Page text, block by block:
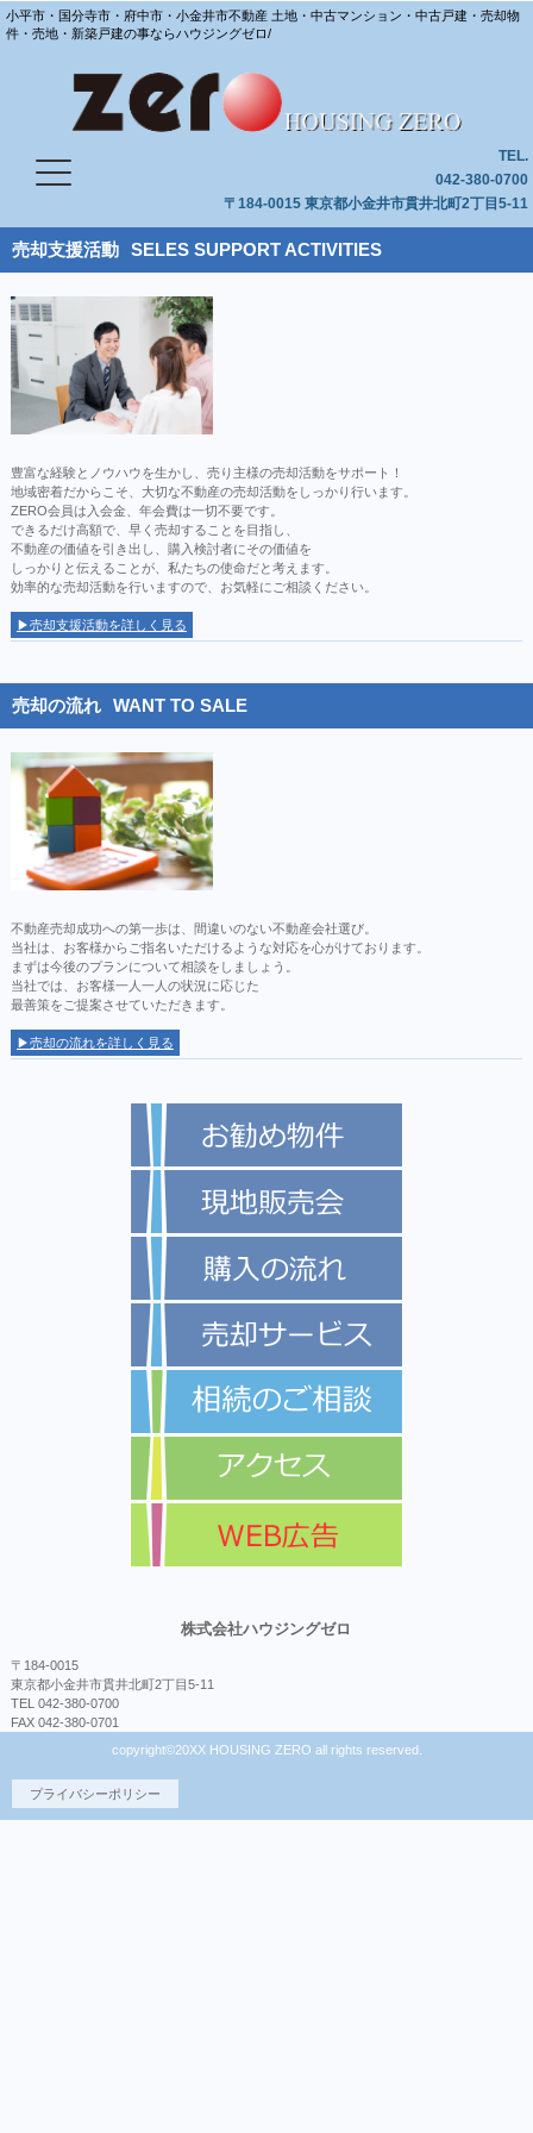
小平市・国分寺市・府中市・小金井市不動産 土地・中古マンション・中古戸建・売却物
件・売地・新築戸建の事ならハウジングゼロ/
TEL.
042-380-0700
〒184-0015 東京都小金井市貫井北町2丁目5-11
売却支援活動 SELES SUPPORT ACTIVITIES
豊富な経験とノウハウを生かし、売り主様の売却活動をサポート！
地域密着だからこそ、大切な不動産の売却活動をしっかり行います。
ZERO会員は入会金、年会費は一切不要です。
できるだけ高額で、早く売却することを目指し、
不動産の価値を引き出し、購入検討者にその価値を
しっかりと伝えることが、私たちの使命だと考えます。
効率的な売却活動を行いますので、お気軽にご相談ください。
▶売却支援活動を詳しく見る
売却の流れ WANT TO SALE
不動産売却成功への第一歩は、間違いのない不動産会社選び。
当社は、お客様からご指名いただけるような対応を心がけております。
まずは今後のプランについて相談をしましょう。
当社では、お客様一人一人の状況に応じた
最善策をご提案させていただきます。
▶売却の流れを詳しく見る
株式会社ハウジングゼロ
〒184-0015
東京都小金井市貫井北町2丁目5-11
TEL 042-380-0700
FAX 042-380-0701
copyright©20XX HOUSING ZERO all rights reserved.
プライバシーポリシー